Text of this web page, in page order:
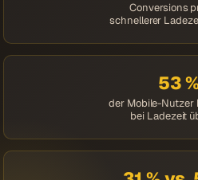
Conversions
schnellerer
53
der Mobile-Nutzer
bei Ladezeit